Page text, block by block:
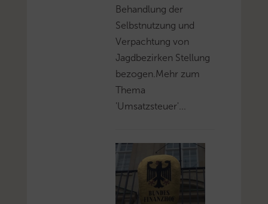
Behandlung der
Selbstnutzung und
Verpachtung von
Jagdbezirken Stellung
bezogen.Mehr zum
Thema
'Umsatzsteuer'...